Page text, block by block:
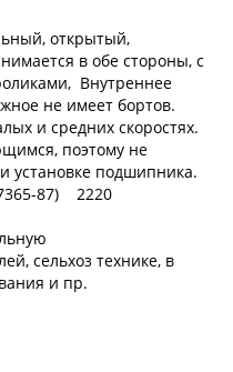
открытый,
в обе стороны, с
Внутреннее
не имеет бортов.
и средних скоростях.
поэтому не
установке подшипника.
87) 2220
сельхоз технике, в
и пр.